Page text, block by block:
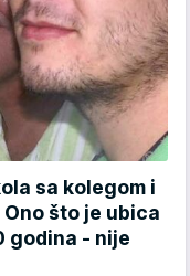
sa kolegom i
što je ubica
godina - nije